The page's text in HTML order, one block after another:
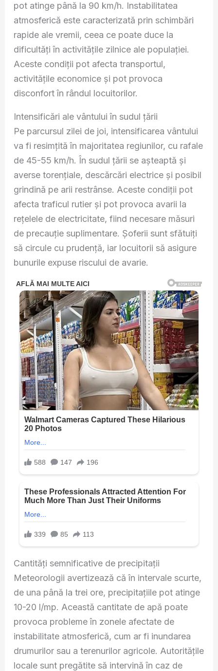
pot atinge până la 90 km/h. Instabilitatea
atmosferică este caracterizată prin schimbări
rapide ale vremii, ceea ce poate duce la
dificultăți în activitățile zilnice ale populației.
Aceste condiții pot afecta transportul,
activitățile economice și pot provoca
disconfort în rândul locuitorilor.
Intensificări ale vântului în sudul țării
Pe parcursul zilei de joi, intensificarea vântului
va fi resimțită în majoritatea regiunilor, cu rafale
de 45-55 km/h. În sudul țării se așteaptă și
averse torențiale, descărcări electrice și posibil
grindină pe arii restrânse. Aceste condiții pot
afecta traficul rutier și pot provoca avarii la
rețelele de electricitate, fiind necesare măsuri
de precauție suplimentare. Șoferii sunt sfătuiți
să circule cu prudență, iar locuitorii să asigure
bunurile expuse riscului de avarie.
Cantități semnificative de precipitații
Meteorologii avertizează că în intervale scurte,
de una până la trei ore, precipitațiile pot atinge
10-20 l/mp. Această cantitate de apă poate
provoca probleme în zonele afectate de
instabilitate atmosferică, cum ar fi inundarea
drumurilor sau a terenurilor agricole. Autoritățile
locale sunt pregătite să intervină în caz de